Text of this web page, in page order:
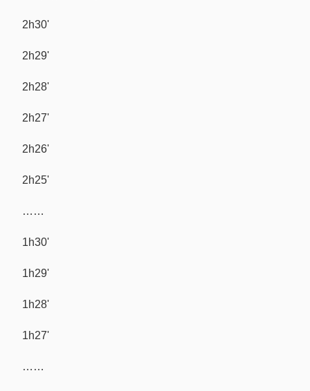
2h30'
2h29'
2h28'
2h27'
2h26'
2h25'
……
1h30'
1h29'
1h28'
1h27'
……